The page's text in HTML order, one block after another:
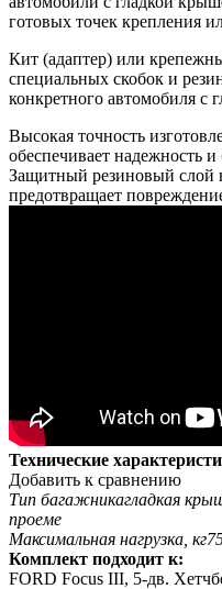
готовых точек крепления
Кит (адаптер) или
специальных скобок и
конкретного автомобиля с
Высокая точность
обеспечивает надежность и
Защитный резиновый слой
предотвращает
Технические
Добавить к сравнению
Тип багажникагладкая
проеме
Максимальная нагрузка, кг
Комплект подходит к:
FORD Focus III, 5-дв.